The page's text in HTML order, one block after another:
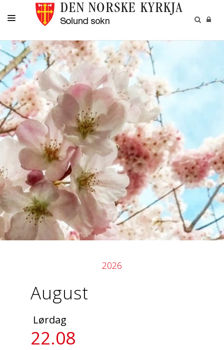
KYRKJELEGE AKTIVITETAR
GRAVFERDER OG GRAVPLASSAR
KYRKJER OG KYRKJELYDSHUS
KALENDER
OM OSS
NYHETER
2026
August
Lørdag
22.08